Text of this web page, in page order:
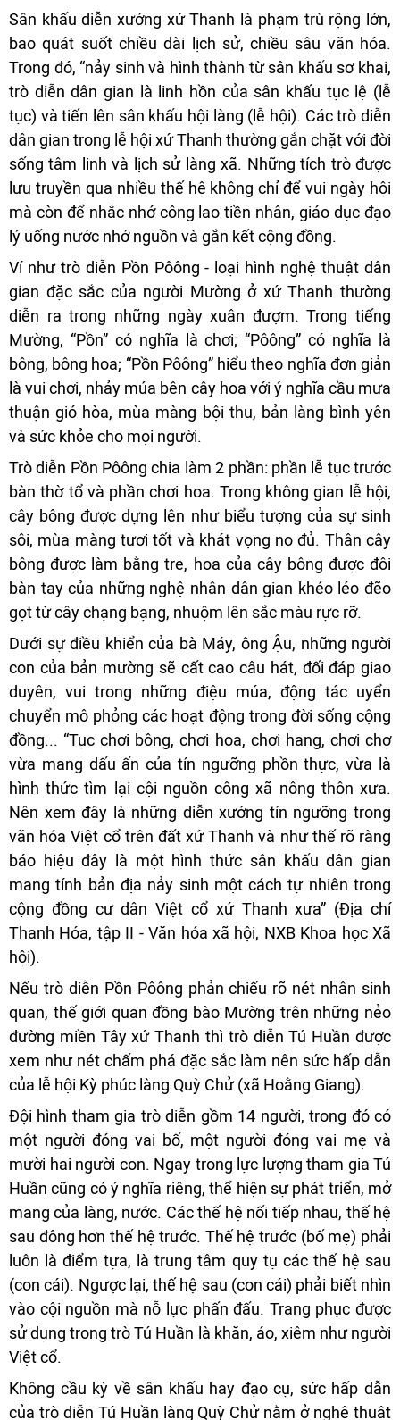
Sân khấu diễn xướng xứ Thanh là phạm trù rộng lớn,
bao quát suốt chiều dài lịch sử, chiều sâu văn hóa.
Trong đó, “nảy sinh và hình thành từ sân khấu sơ khai,
trò diễn dân gian là linh hồn của sân khấu tục lệ (lễ
tục) và tiến lên sân khấu hội làng (lễ hội). Các trò diễn
dân gian trong lễ hội xứ Thanh thường gắn chặt với đời
sống tâm linh và lịch sử làng xã. Những tích trò được
lưu truyền qua nhiều thế hệ không chỉ để vui ngày hội
mà còn để nhắc nhớ công lao tiền nhân, giáo dục đạo
lý uống nước nhớ nguồn và gắn kết cộng đồng.
Ví như trò diễn Pồn Pôông - loại hình nghệ thuật dân
gian đặc sắc của người Mường ở xứ Thanh thường
diễn ra trong những ngày xuân đượm. Trong tiếng
Mường, “Pồn” có nghĩa là chơi; “Pôông” có nghĩa là
bông, bông hoa; “Pồn Pôông” hiểu theo nghĩa đơn giản
là vui chơi, nhảy múa bên cây hoa với ý nghĩa cầu mưa
thuận gió hòa, mùa màng bội thu, bản làng bình yên
và sức khỏe cho mọi người.
Trò diễn Pồn Pôông chia làm 2 phần: phần lễ tục trước
bàn thờ tổ và phần chơi hoa. Trong không gian lễ hội,
cây bông được dựng lên như biểu tượng của sự sinh
sôi, mùa màng tươi tốt và khát vọng no đủ. Thân cây
bông được làm bằng tre, hoa của cây bông được đôi
bàn tay của những nghệ nhân dân gian khéo léo đẽo
gọt từ cây chạng bạng, nhuộm lên sắc màu rực rỡ.
Dưới sự điều khiển của bà Máy, ông Ậu, những người
con của bản mường sẽ cất cao câu hát, đối đáp giao
duyên, vui trong những điệu múa, động tác uyển
chuyển mô phỏng các hoạt động trong đời sống cộng
đồng... “Tục chơi bông, chơi hoa, chơi hang, chơi chợ
vừa mang dấu ấn của tín ngưỡng phồn thực, vừa là
hình thức tìm lại cội nguồn công xã nông thôn xưa.
Nên xem đây là những diễn xướng tín ngưỡng trong
văn hóa Việt cổ trên đất xứ Thanh và như thế rõ ràng
báo hiệu đây là một hình thức sân khấu dân gian
mang tính bản địa nảy sinh một cách tự nhiên trong
cộng đồng cư dân Việt cổ xứ Thanh xưa” (Địa chí
Thanh Hóa, tập II - Văn hóa xã hội, NXB Khoa học Xã
hội).
Nếu trò diễn Pồn Pôông phản chiếu rõ nét nhân sinh
quan, thế giới quan đồng bào Mường trên những nẻo
đường miền Tây xứ Thanh thì trò diễn Tú Huần được
xem như nét chấm phá đặc sắc làm nên sức hấp dẫn
của lễ hội Kỳ phúc làng Quỳ Chử (xã Hoằng Giang).
Đội hình tham gia trò diễn gồm 14 người, trong đó có
một người đóng vai bố, một người đóng vai mẹ và
mười hai người con. Ngay trong lực lượng tham gia Tú
Huần cũng có ý nghĩa riêng, thể hiện sự phát triển, mở
mang của làng, nước. Các thế hệ nối tiếp nhau, thế hệ
sau đông hơn thế hệ trước. Thế hệ trước (bố mẹ) phải
luôn là điểm tựa, là trung tâm quy tụ các thế hệ sau
(con cái). Ngược lại, thế hệ sau (con cái) phải biết nhìn
vào cội nguồn mà nỗ lực phấn đấu. Trang phục được
sử dụng trong trò Tú Huần là khăn, áo, xiêm như người
Việt cổ.
Không cầu kỳ về sân khấu hay đạo cụ, sức hấp dẫn
của trò diễn Tú Huần làng Quỳ Chử nằm ở nghệ thuật